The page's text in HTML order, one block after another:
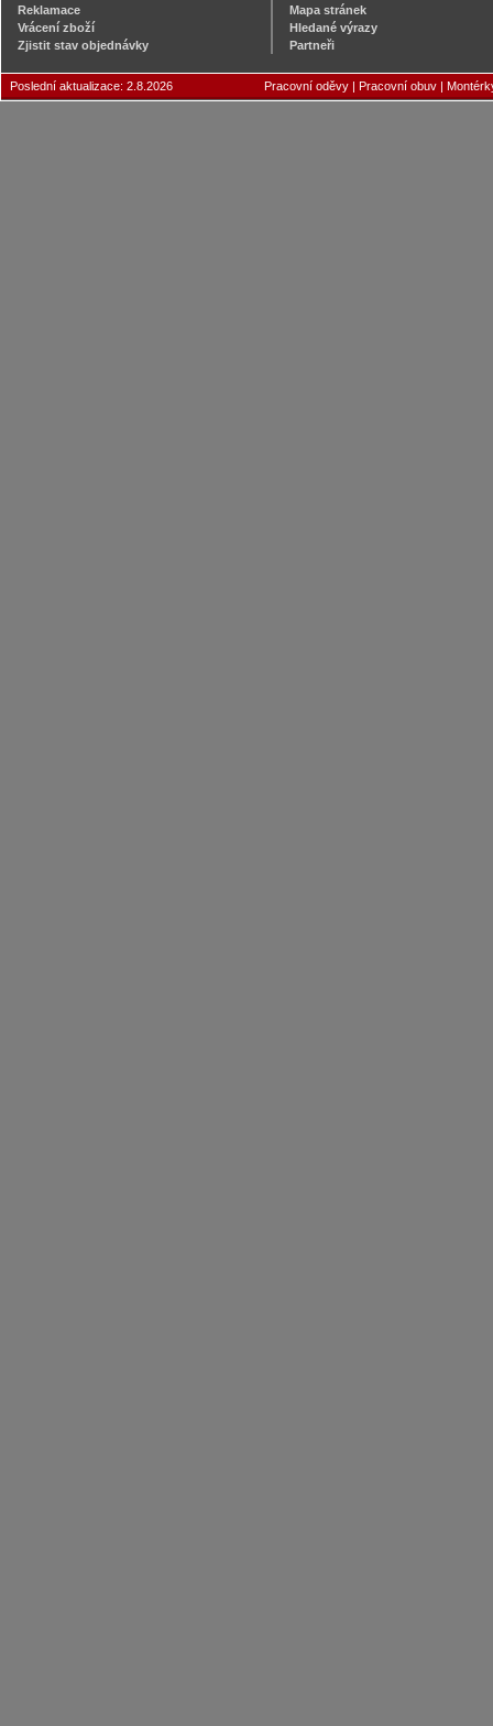
Reklamace
Vrácení zboží
Zjistit stav objednávky
Mapa stránek
Hledané výrazy
Partneři
Poslední aktualizace: 2.8.2026 Pracovní oděvy | Pracovní obuv |